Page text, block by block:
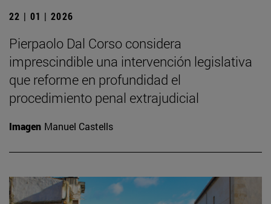
22 | 01 | 2026
Pierpaolo Dal Corso considera
imprescindible una intervención legislativa
que reforme en profundidad el
procedimiento penal extrajudicial
Imagen Manuel Castells